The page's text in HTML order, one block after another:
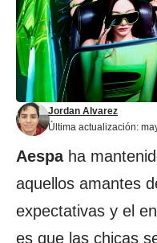
Última actualización:
Jordan Alvarez
Aespaha
aquellos amantes
expectativas y el
es que las chicas